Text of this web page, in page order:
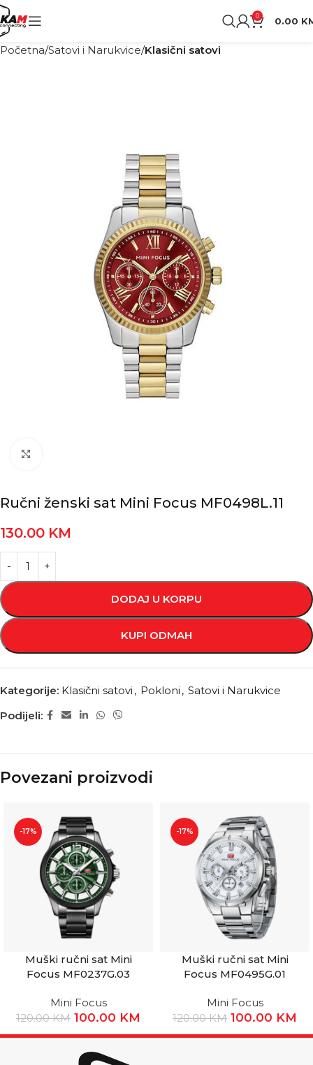
0 0.00
Početna Satovi i Narukvice Klasični satovi
Ručni ženski sat Mini Focus MF0498L.11
130.00 KM
DODAJ U KORPU
KUPI ODMAH
Kategorije: Klasični satovi , Pokloni , Satovi i Narukvice
Podijeli:
Povezani proizvodi
-17%
Muški ručni sat Mini
Focus MF0237G.03
Mini Focus
120.00KM 100.00 KM
-17%
Muški ručni sat Mini
Focus MF0495G.01
Mini Focus
120.00KM 100.00 KM